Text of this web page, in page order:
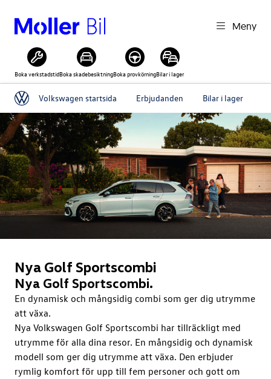
Meny
Boka verkstadstidBoka skadebesiktningBoka provkörningBilar i lager
Volkswagen startsida Erbjudanden Bilar i lager
Nya Golf Sportscombi
Nya Golf Sportscombi.
En dynamisk och mångsidig combi som ger dig utrymme
att växa.
Nya Volkswagen Golf Sportscombi har tillräckligt med
utrymme för alla dina resor. En mångsidig och dynamisk
modell som ger dig utrymme att växa. Den erbjuder
rymlig komfort för upp till fem personer och gott om